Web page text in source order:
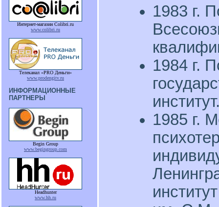
Интернет-магазин Colibri.ru
www.colibri.ru
Телеканал «PRO Деньги»
www.prodengitv.ru
ИНФОРМАЦИОННЫЕ
ПАРТНЕРЫ
Begin Group
www.begingroup.com
Headhunter
www.hh.ru
1983 г.
1984 г.
1985 г.